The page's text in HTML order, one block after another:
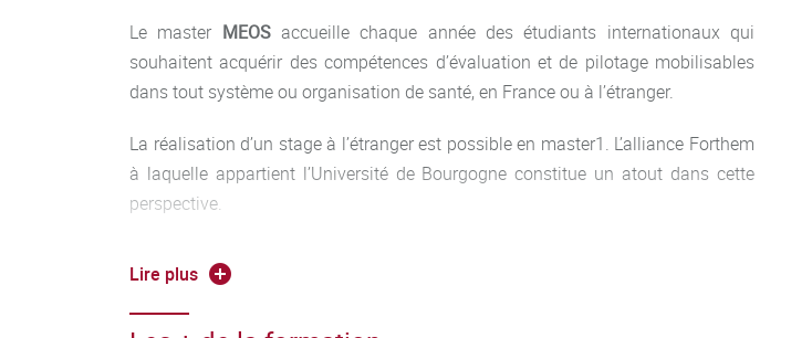
rôles respectifs et leurs logiques économiques ; analyser les problématiques
financières et organisationnelles des structures sanitaires et
médicosociales ;
comprendre les méthodes de l’évaluation médico-économique ;
percevoir les dimensions juridiques, éthiques des décisions dans le secteur
de la santé, et analyser la diffusion des innovations en santé.
Le master MEOSaccueille chaque année des étudiants internationaux qui
souhaitent acquérir des compétences d’évaluation et de pilotage mobilisables
dans tout système ou organisation de santé, en France ou à l’étranger.
La réalisation d’un stage à l’étranger est possible en master1. L’alliance Forthem
à laquelle appartient l’Université de Bourgogne constitue un atout dans cette
perspective.
doivent être à même de lire des documents et de suivre des séminaires de
recherche en langue anglaise.
Lire plus